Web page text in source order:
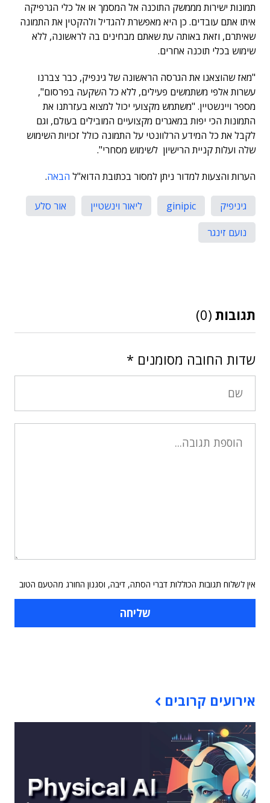
תמונות ישירות מממשק התוכנה אל המסמך או אל כלי הגרפיקה
איתו אתם עובדים. כן היא מאפשרת להגדיל ולהקטין את התמונה
שאיתרם, וזאת באותה עת שאתם מבחינים בה לראשונה, ללא
שימוש בכלי תוכנה אחרים.
"מאז שהוצאנו את הגרסה הראשונה של גינפיק, כבר צברנו
עשרות אלפי משתמשים פעילים, ללא כל השקעה בפרסום",
מספר ויינשטיין. "משתמש מקצועי יכול למצוא בעזרתנו את
התמונות הכי יפות במאגרים מקצועיים המובילים בעולם, וגם
לקבל את כל המידע הרלוונטי על התמונה כולל זכויות השימוש
שלה ועלות קניית הרישיון לשימוש מסחרי".
הערות והצעות למדור ניתן למסור בכתובת הדוא"ל הבאה.
גיניפיק ginipic ליאור וינשטיין
אור סלע
נועם זינגר
תגובות (0)
שדות החובה מסומנים *
אין לשלוח תגובות הכוללות דברי הסתה, דיבה, וסגנון החורג מהטעם הטוב
אירועים קרובים